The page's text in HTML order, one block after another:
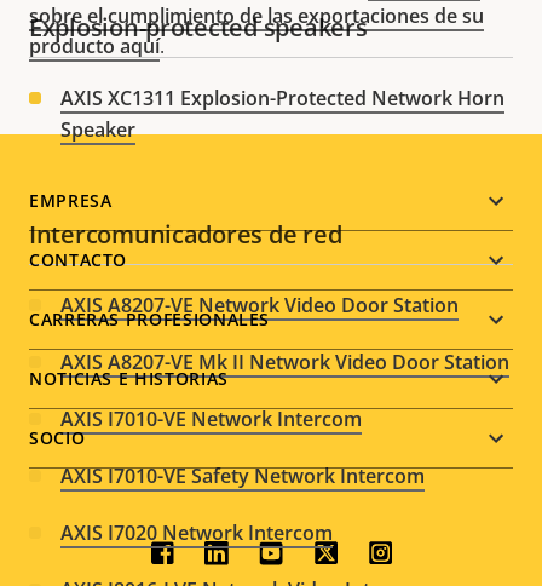
Explosion-protected speakers
AXIS XC1311 Explosion-Protected Network Horn
Speaker
Intercomunicadores de red
AXIS A8207-VE Network Video Door Station
AXIS A8207-VE Mk II Network Video Door Station
AXIS I7010-VE Network Intercom
AXIS I7010-VE Safety Network Intercom
AXIS I7020 Network Intercom
sobre el cumplimiento de las exportaciones de su
producto aquí.
Footer
menu
EMPRESA
CONTACTO
CARRERAS PROFESIONALES
NOTICIAS E HISTORIAS
SOCIO
Social